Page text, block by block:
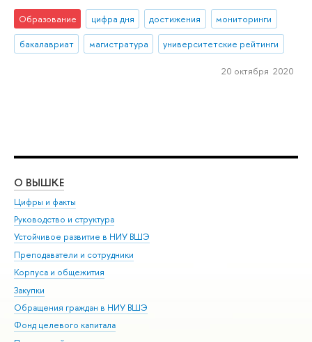
Образование цифра дня достижения
мониторинги
бакалавриат
магистратура университетские рейтинги
20 октября 2020
О ВЫШКЕ
Цифры и факты
Руководство и структура
Устойчивое развитие в НИУ ВШЭ
Преподаватели и сотрудники
Корпуса и общежития
Закупки
Обращения граждан в НИУ ВШЭ
Фонд целевого капитала